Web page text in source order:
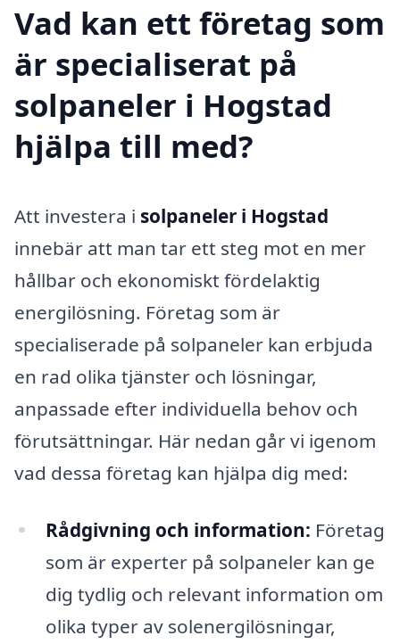
Vad kan ett företag som
är specialiserat på
solpaneler i Hogstad
hjälpa till med?
Att investera i solpaneler i Hogstad
innebär att man tar ett steg mot en mer
hållbar och ekonomiskt fördelaktig
energilösning. Företag som är
specialiserade på solpaneler kan erbjuda
en rad olika tjänster och lösningar,
anpassade efter individuella behov och
förutsättningar. Här nedan går vi igenom
vad dessa företag kan hjälpa dig med:
Rådgivning och information: Företag
som är experter på solpaneler kan ge
dig tydlig och relevant information om
olika typer av solenergilösningar,